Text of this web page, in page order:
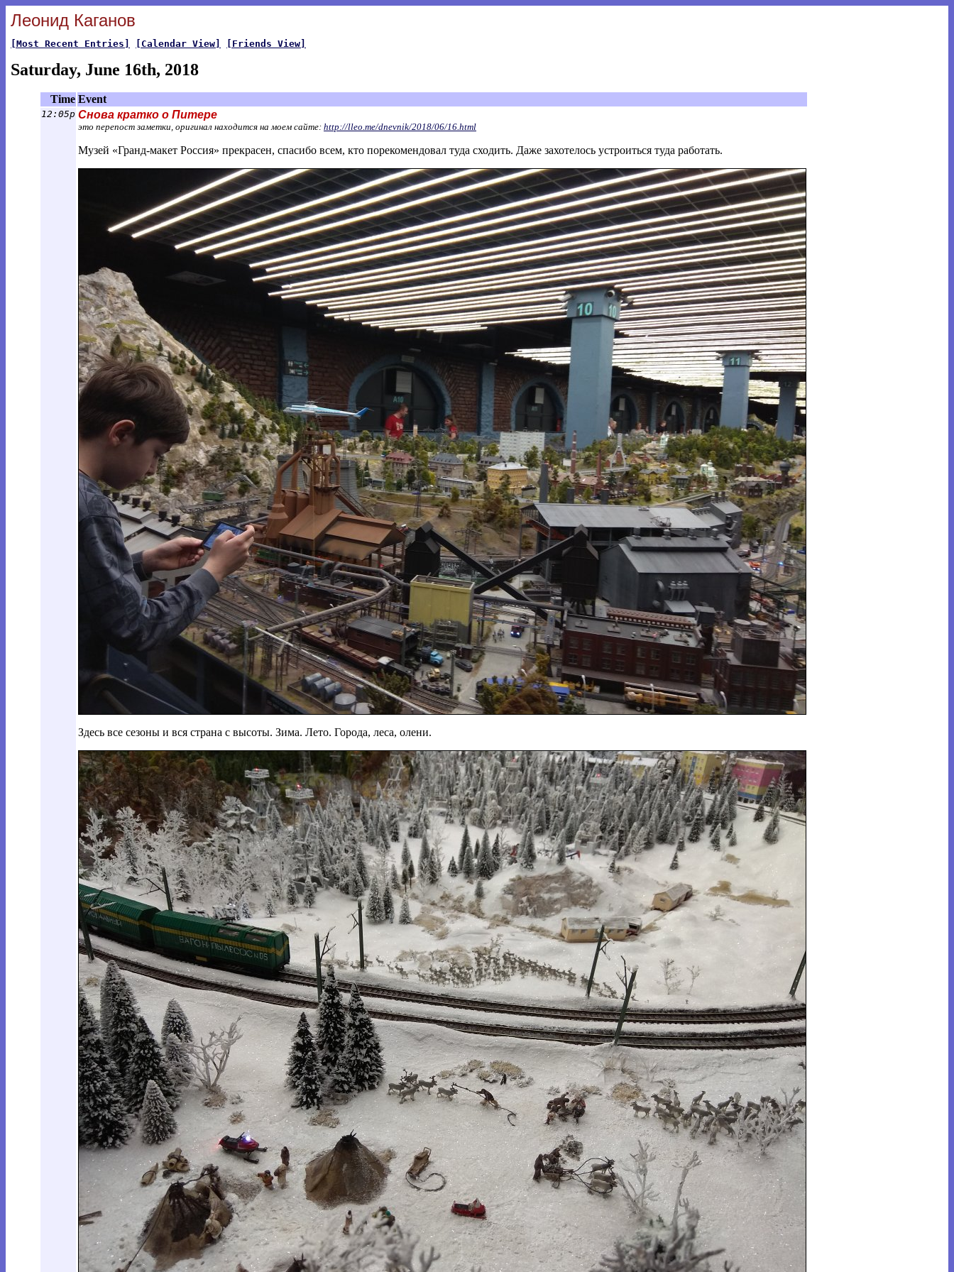
Леонид Каганов
[Most Recent Entries] [Calendar View] [Friends View]
Saturday, June 16th, 2018
Time Event
12:05p Снова кратко о Питере
это перепост заметки, оригинал находится на моем сайте: http://lleo.me/dnevnik/2018/06/16.html
Музей «Гранд-макет Россия» прекрасен, спасибо всем, кто порекомендовал туда сходить. Даже захотелось устроиться туда работать.
Здесь все сезоны и вся страна с высоты. Зима. Лето. Города, леса, олени.